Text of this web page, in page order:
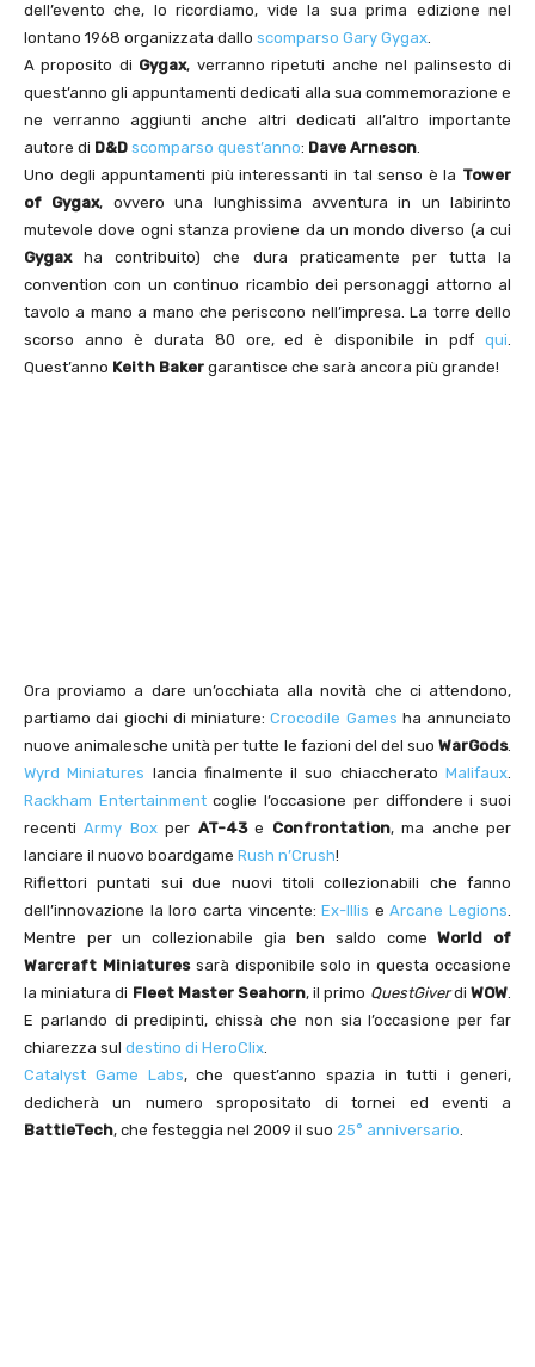
dell’evento che, lo ricordiamo, vide la sua prima edizione nel
lontano 1968 organizzata dallo scomparso Gary Gygax.
A proposito di Gygax, verranno ripetuti anche nel palinsesto di
quest’anno gli appuntamenti dedicati alla sua commemorazione e
ne verranno aggiunti anche altri dedicati all’altro importante
autore di D&D scomparso quest’anno: Dave Arneson.
Uno degli appuntamenti più interessanti in tal senso è la Tower
of Gygax, ovvero una lunghissima avventura in un labirinto
mutevole dove ogni stanza proviene da un mondo diverso (a cui
Gygaxha contribuito) che dura praticamente per tutta la
convention con un continuo ricambio dei personaggi attorno al
tavolo a mano a mano che periscono nell’impresa. La torre dello
scorso anno è durata 80 ore, ed è disponibile in pdf qui.
Quest’anno Keith Baker garantisce che sarà ancora più grande!
Ora proviamo a dare un’occhiata alla novità che ci attendono,
partiamo dai giochi di miniature:Crocodile Games ha annunciato
nuove animalesche unità per tutte le fazioni del del suo WarGods.
Wyrd Miniatures lancia finalmente il suo chiaccheratoMalifaux.
Rackham Entertainmentcoglie l’occasione per diffondere i suoi
recentiArmy Boxper AT-43e Confrontation, ma anche per
lanciare il nuovo boardgame Rush n’Crush!
Riflettori puntati sui due nuovi titoli collezionabili che fanno
dell’innovazione la loro carta vincente:Ex-Illis eArcane Legions.
Mentre per un collezionabile gia ben saldo comeWorld of
Warcraft Miniaturessarà disponibile solo in questa occasione
la miniatura di Fleet Master Seahorn, il primo QuestGiverdiWOW.
E parlando di predipinti, chissà che non sia l’occasione per far
chiarezza sul destino di HeroClix.
Catalyst Game Labs, che quest’anno spazia in tutti i generi,
dedicherà un numero spropositato di tornei ed eventi a
BattleTech, che festeggia nel 2009 il suo 25° anniversario.